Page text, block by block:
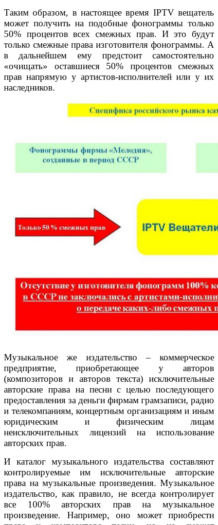
Таким образом, в настоящее время IPTV вещатель
может получить на подобные фонограммы только
50% процентов всех смежных прав. И это будут
только смежные права изготовителя фонограммы. А
в дальнейшем ему предстоит самостоятельно
«очищать» оставшиеся 50% процентов смежных
прав напрямую у артистов-исполнителей или у их
наследников.
Музыкальное же издательство – коммерческое
предприятие, приобретающее у авторов
(композиторов и авторов текста) исключительные
авторские права на песни с целью последующего
предоставления за деньги фирмам грамзаписи, радио
и телекомпаниям, концертным организациям и иным
юридическим и физическим лицам
неисключительных лицензий на использование
авторских прав.
И каталог музыкального издательства составляют
контролируемые им исключительные авторские
права на музыкальные произведения. Музыкальное
издательство, как правило, не всегда контролирует
все 100% авторских прав на музыкальное
произведение. Например, оно может приобрести